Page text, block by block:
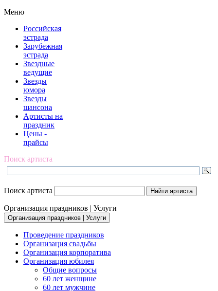
Меню
Российская
эстрада
Зарубежная
эстрада
Звездные
ведущие
Звезды
юмора
Звезды
шансона
Артисты на
праздник
Цены -
прайсы
Поиск артиста
Поиск артиста
Организация праздников | Услуги
Организация праздников | Услуги
Проведение праздников
Организация свадьбы
Организация корпоратива
Организация юбилея
Общие вопросы
60 лет женщине
60 лет мужчине